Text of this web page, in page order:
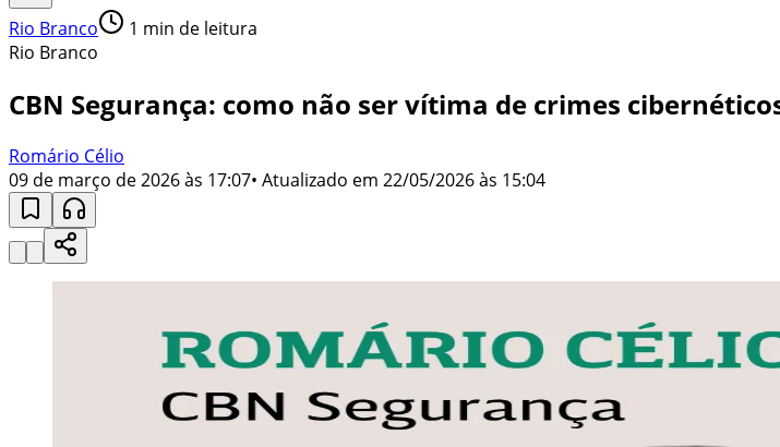
Rio Branco 1 min de leitura
Rio Branco
CBN Segurança: como não ser vítima de crimes
Romário Célio
09 de março de 2026 às 17:07• Atualizado em 22/05/2026 às 15:04